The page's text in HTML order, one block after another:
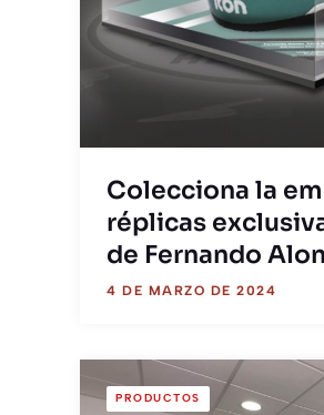
Colecciona la
réplicas
de Fernando
4 DE MARZO DE 2024
PRODUCTOS